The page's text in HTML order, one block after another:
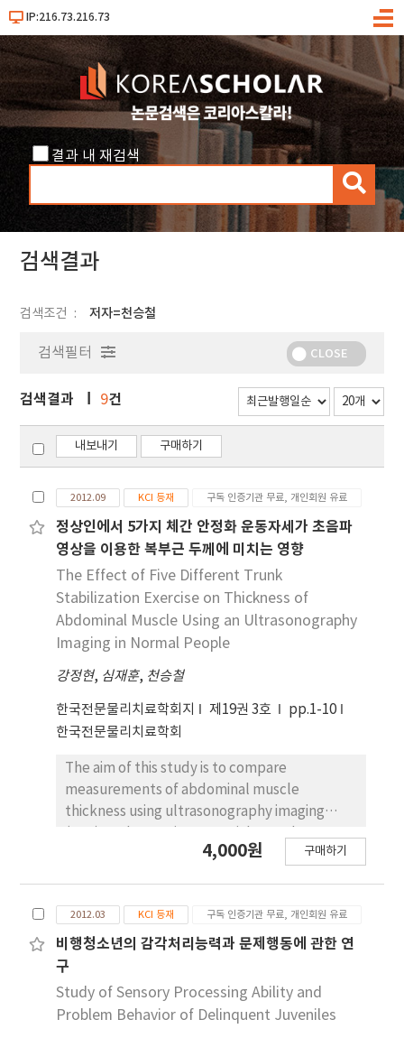
IP:216.73.216.73
메
결과 내 재검색
검
색
검색결과
검색조건 저자=천승철
검색필터 CLOSE
검색결과 9건
내보내기 구매하기
2012.09 KCI 등재 구독 인증기관 무료, 개인회원 유료
정상인에서 5가지 체간 안정화 운동자세가 초음파
영상을 이용한 복부근 두께에 미치는 영향
The Effect of Five Different Trunk
Stabilization Exercise on Thickness of
Abdominal Muscle Using an Ultrasonography
Imaging in Normal People
강정현, 심재훈, 천승철
한국전문물리치료학회지 제19권 3호
pp.1-10
한국전문물리치료학회
The aim of this study is to compare
measurements of abdominal muscle
thickness using ultrasonography imaging
head device, during five different trunk
muscle thickness. Thirty eight healthy
subjects participated in this cross-sectional
study. The five types of trunk stabilization -
i.e., a sit-up on the supine, an upper and
lower extremity raise with quadruped on the
prone, a leg raise in sitting on the ball, trunk
4,000원 구매하기
2012.03 KCI 등재 구독 인증기관 무료, 개인회원 유료
비행청소년의 감각처리능력과 문제행동에 관한 연
구
Study of Sensory Processing Ability and
Problem Behavior of Delinquent Juveniles